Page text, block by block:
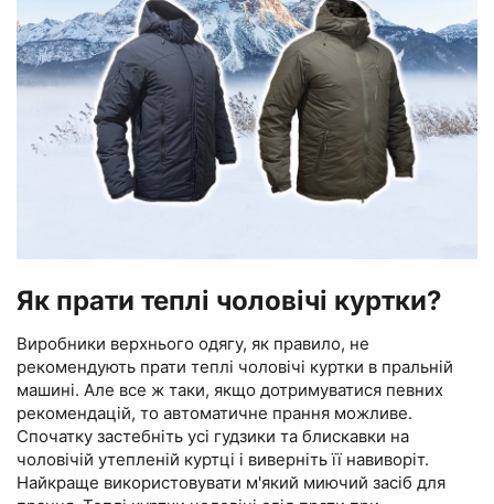
Як прати теплі чоловічі куртки?
Виробники верхнього одягу, як правило, не
рекомендують прати теплі чоловічі куртки в пральній
машині. Але все ж таки, якщо дотримуватися певних
рекомендацій, то автоматичне прання можливе.
Спочатку застебніть усі гудзики та блискавки на
чоловічій утепленій куртці і виверніть її навиворіт.
Найкраще використовувати м'який миючий засіб для